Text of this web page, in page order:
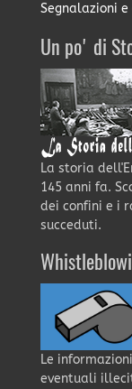
Segnalazioni
Un po' di
La storia
145 anni fa.
dei confini e i
succeduti.
Le
eventuali